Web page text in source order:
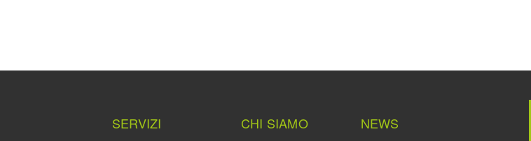
SERVIZI
CHI SIAMO
NEWS